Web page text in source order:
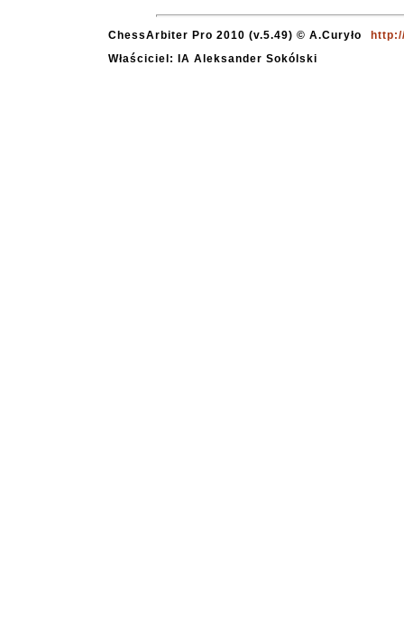
ChessArbiter Pro 2010 (v.5.49) © A.Curyło
Właściciel: IA Aleksander Sokólski